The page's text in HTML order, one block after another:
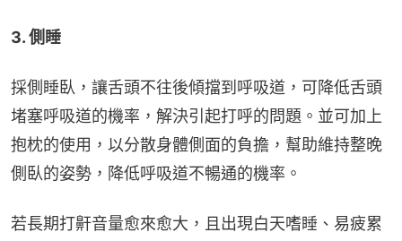
3. 側睡
採側睡臥，讓舌頭不往後傾擋到呼吸道，可降低舌頭
堵塞呼吸道的機率，解決引起打呼的問題。並可加上
抱枕的使用，以分散身體側面的負擔，幫助維持整晚
側臥的姿勢，降低呼吸道不暢通的機率。
若長期打鼾音量愈來愈大，且出現白天嗜睡、易疲累